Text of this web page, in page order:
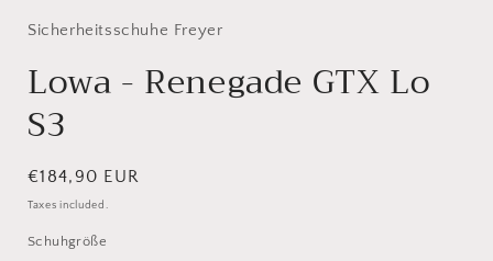
Sicherheitsschuhe Freyer
Lowa - Renegade GTX Lo
S3
Regular
price
€184,90 EUR
Taxes included.
Schuhgröße